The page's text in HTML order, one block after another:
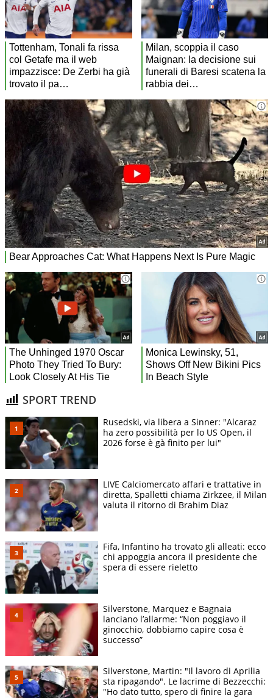
SPORT TREND
Rusedski, via libera a Sinner: "Alcaraz
ha zero possibilità per lo US Open, il
2026 forse è gà finito per lui"
LIVE Calciomercato affari e trattative in
diretta, Spalletti chiama Zirkzee, il Milan
valuta il ritorno di Brahim Diaz
Fifa, Infantino ha trovato gli alleati: ecco
chi appoggia ancora il presidente che
spera di essere rieletto
Silverstone, Marquez e Bagnaia
lanciano l’allarme: “Non poggiavo il
ginocchio, dobbiamo capire cosa è
successo”
Silverstone, Martin: "Il lavoro di Aprilia
sta ripagando". Le lacrime di Bezzecchi:
"Ho dato tutto, spero di finire la gara